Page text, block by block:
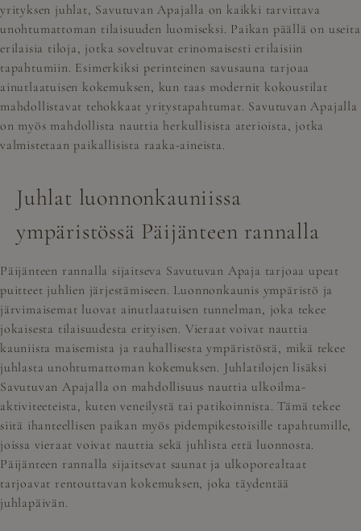
yrityksen juhlat, Savutuvan Apajalla on kaikki tarvittava
unohtumattoman tilaisuuden luomiseksi. Paikan päällä on useita
erilaisia tiloja, jotka soveltuvat erinomaisesti erilaisiin
tapahtumiin. Esimerkiksi perinteinen savusauna tarjoaa
ainutlaatuisen kokemuksen, kun taas modernit kokoustilat
mahdollistavat tehokkaat yritystapahtumat. Savutuvan Apajalla
on myös mahdollista nauttia herkullisista aterioista, jotka
valmistetaan paikallisista raaka-aineista.
Juhlat luonnonkauniissa
ympäristössä Päijänteen rannalla
Päijänteen rannalla sijaitseva Savutuvan Apaja tarjoaa upeat
puitteet juhlien järjestämiseen. Luonnonkaunis ympäristö ja
järvimaisemat luovat ainutlaatuisen tunnelman, joka tekee
jokaisesta tilaisuudesta erityisen. Vieraat voivat nauttia
kauniista maisemista ja rauhallisesta ympäristöstä, mikä tekee
juhlasta unohtumattoman kokemuksen. Juhlatilojen lisäksi
Savutuvan Apajalla on mahdollisuus nauttia ulkoilma-
aktiviteeteista, kuten veneilystä tai patikoinnista. Tämä tekee
siitä ihanteellisen paikan myös pidempikestoisille tapahtumille,
joissa vieraat voivat nauttia sekä juhlista että luonnosta.
Päijänteen rannalla sijaitsevat saunat ja ulkoporealtaat
tarjoavat rentouttavan kokemuksen, joka täydentää
juhlapäivän.